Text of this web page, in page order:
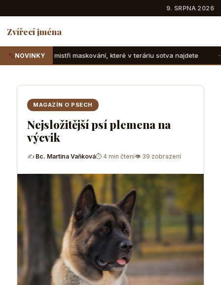
9. SRPNA 2026
Zvířecí jména
NOVINKYkteré v teráriu sotva najdete Suchozemské
MAGAZÍN O PSECH
Nejsložitější psí plemena na
výcvik
✍ Bc. Martina Vaňková⏱ 4 min čtení👁 39 zobrazení